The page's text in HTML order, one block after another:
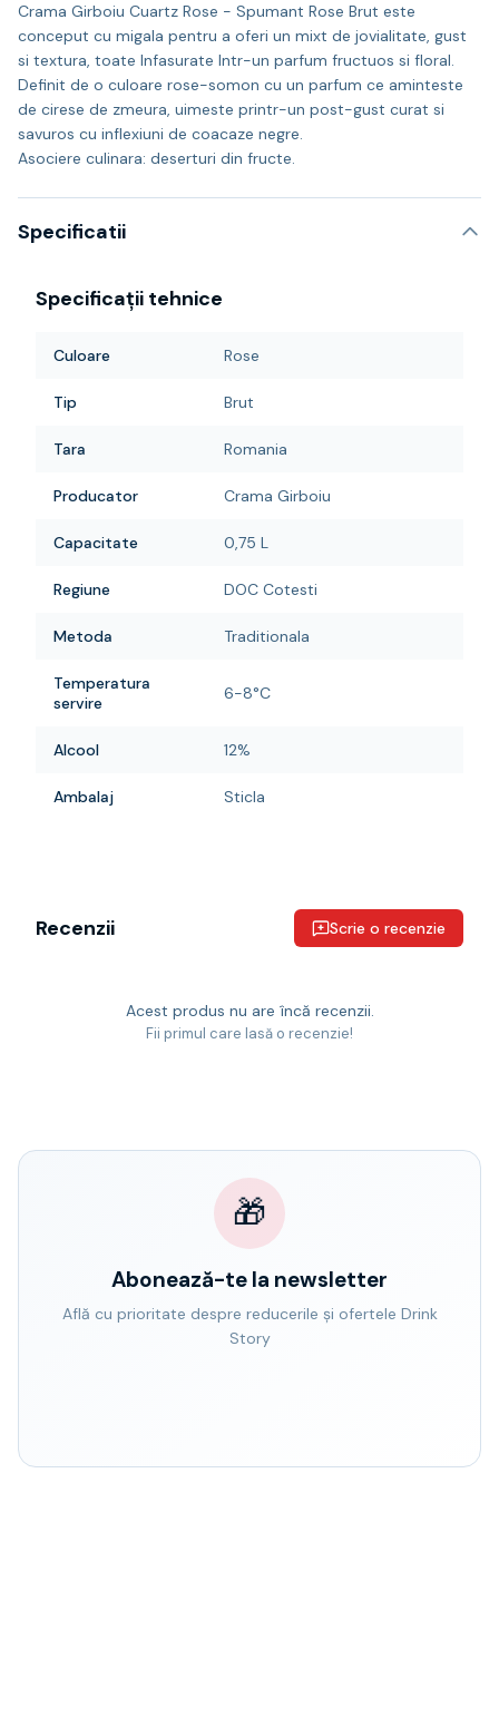
Crama Girboiu Cuartz Rose - Spumant Rose Brut este
conceput cu migala pentru a oferi un mixt de jovialitate, gust
si textura, toate Infasurate Intr-un parfum fructuos si floral.
Definit de o culoare rose-somon cu un parfum ce aminteste
de cirese de zmeura, uimeste printr-un post-gust curat si
savuros cu inflexiuni de coacaze negre.
Asociere culinara: deserturi din fructe.
Specificatii
Specificații tehnice
Culoare Rose
Tip Brut
Tara Romania
Producator Crama Girboiu
Capacitate 0,75 L
Regiune DOC Cotesti
Metoda Traditionala
Temperatura
servire
6-8°C
Alcool 12%
Ambalaj Sticla
Recenzii Scrie o recenzie
Acest produs nu are încă recenzii.
Fii primul care lasă o recenzie!
🎁
Abonează-te la newsletter
Află cu prioritate despre reducerile și ofertele Drink
Story